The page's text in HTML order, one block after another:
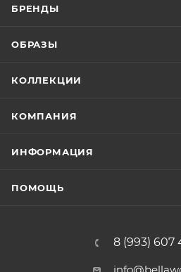
БРЕНДЫ
ОБРАЗЫ
КОЛЛЕКЦИИ
КОМПАНИЯ
ИНФОРМАЦИЯ
ПОМОЩЬ
8 (993) 607